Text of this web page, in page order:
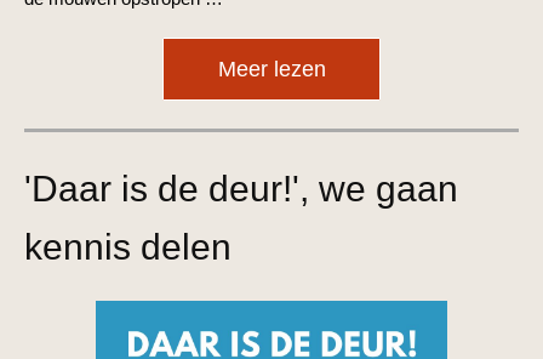
Meer lezen
'Daar is de deur!', we gaan
kennis delen